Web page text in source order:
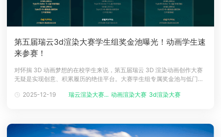
第五届瑞云3d渲染大赛学生组奖金池曝光！动画学生速
来参赛！
对怀揣 3D 动画梦想的在校学生来说，第五届瑞云 3D 渲染动画创作大赛
无疑是实现创意、积累履历的绝佳平台。大赛学生组专属奖金池与低门槛
解锁，专为动画专业学生打造成长快车道！学生组专属奖励：现金 + 资源
2025-12-19 瑞云渲染大赛... 动画渲染大赛 3d渲染大赛